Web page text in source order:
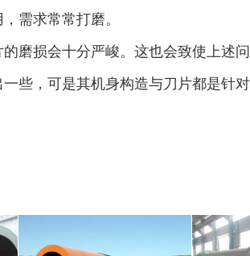
需求常常打磨。
磨损会十分严峻。这也会致使上述
些，可是其机身构造与刀片都是针
稻草揉丝机